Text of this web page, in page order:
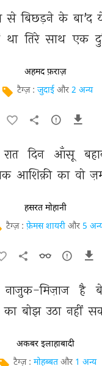
से बिछड़ने के बा'द
था तिरे साथ एक
अहमद फ़राज़
टैग्ज़ : जुदाई और 2 अन्य
रात दिन आँसू
आशिक़ी का वो
हसरत मोहानी
टैग्ज़ : फ़ेमस शायरी और 5
नाज़ुक-मिज़ाज है
का बोझ उठा नहीं
अकबर इलाहाबादी
टैग्ज़ : मोहब्बत और 1 अन्य